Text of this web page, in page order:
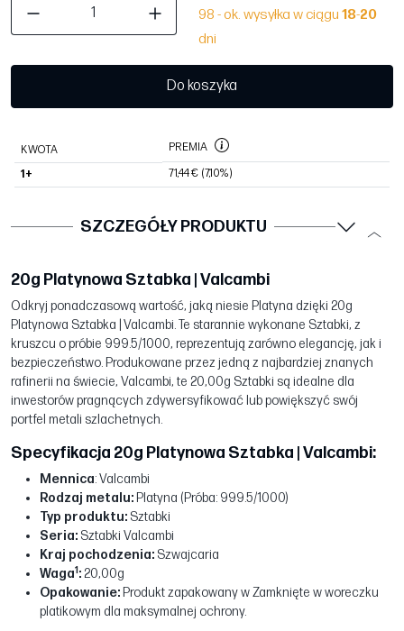
98 - ok. wysyłka w ciągu 18-20
dni
Do koszyka
KWOTA PREMIA
1+ 71,44 € (7,10%)
SZCZEGÓŁY PRODUKTU
20g Platynowa Sztabka | Valcambi
Odkryj ponadczasową wartość, jaką niesie Platyna dzięki 20g
Platynowa Sztabka | Valcambi. Te starannie wykonane Sztabki, z
kruszcu o próbie 999.5/1000, reprezentują zarówno elegancję, jak i
bezpieczeństwo. Produkowane przez jedną z najbardziej znanych
rafinerii na świecie, Valcambi, te 20,00g Sztabki są idealne dla
inwestorów pragnących zdywersyfikować lub powiększyć swój
portfel metali szlachetnych.
Specyfikacja 20g Platynowa Sztabka | Valcambi:
Mennica: Valcambi
Rodzaj metalu: Platyna (Próba: 999.5/1000)
Typ produktu: Sztabki
Seria: Sztabki Valcambi
Kraj pochodzenia: Szwajcaria
Waga1: 20,00g
Opakowanie: Produkt zapakowany w Zamknięte w woreczku
platikowym dla maksymalnej ochrony.